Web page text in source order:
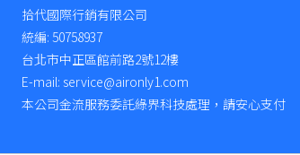
拾代國際行銷有限公司
統編: 50758937
台北市中正區館前路2號12樓
E-mail: service@aironly1.com
本公司金流服務委託綠界科技處理，請安心支付